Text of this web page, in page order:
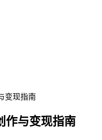
变现指南
作与变现指南